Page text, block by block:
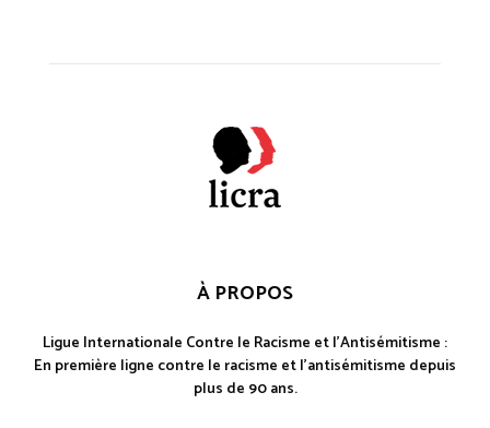
À PROPOS
Ligue Internationale Contre le Racisme et l'Antisémitisme :
En première ligne contre le racisme et l'antisémitisme depuis
plus de 90 ans.